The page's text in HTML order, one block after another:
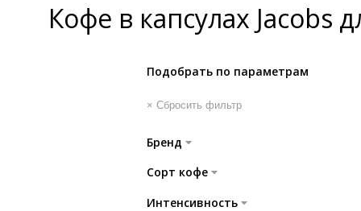
Кофе в капсулах Jacobs
Подобрать по параметрам
× Сбросить фильтр
Бренд
Сорт кофе
Интенсивность